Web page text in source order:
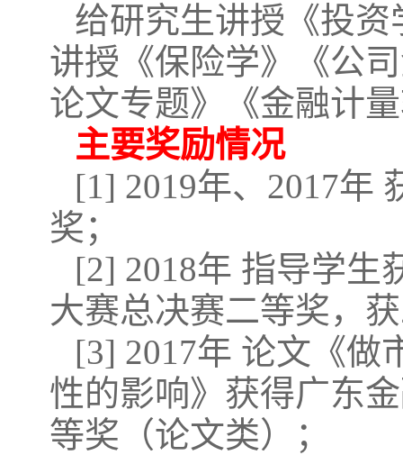
给研究生讲授《投
讲授《保险学》《公
论文专题》《金融计
主要奖励情况
[1] 2019年、2017年
奖；
[2] 2018年 指导学生
大赛总决赛二等奖，
[3] 2017年 论文《做
性的影响》获得广东
等奖（论文类）；